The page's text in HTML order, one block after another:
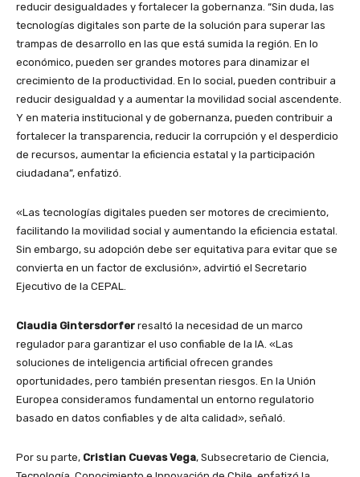
reducir desigualdades y fortalecer la gobernanza. “Sin duda, las
tecnologías digitales son parte de la solución para superar las
trampas de desarrollo en las que está sumida la región. En lo
económico, pueden ser grandes motores para dinamizar el
crecimiento de la productividad. En lo social, pueden contribuir a
reducir desigualdad y a aumentar la movilidad social ascendente.
Y en materia institucional y de gobernanza, pueden contribuir a
fortalecer la transparencia, reducir la corrupción y el desperdicio
de recursos, aumentar la eficiencia estatal y la participación
ciudadana”, enfatizó.
«Las tecnologías digitales pueden ser motores de crecimiento,
facilitando la movilidad social y aumentando la eficiencia estatal.
Sin embargo, su adopción debe ser equitativa para evitar que se
convierta en un factor de exclusión», advirtió el Secretario
Ejecutivo de la CEPAL.
Claudia Gintersdorfer resaltó la necesidad de un marco
regulador para garantizar el uso confiable de la IA. «Las
soluciones de inteligencia artificial ofrecen grandes
oportunidades, pero también presentan riesgos. En la Unión
Europea consideramos fundamental un entorno regulatorio
basado en datos confiables y de alta calidad», señaló.
Por su parte, Cristian Cuevas Vega, Subsecretario de Ciencia,